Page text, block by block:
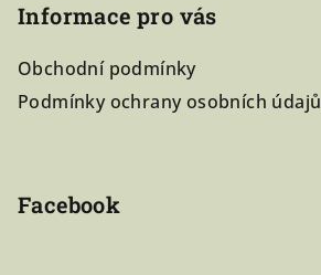
Informace pro vás
Obchodní podmínky
Podmínky ochrany osobních údajů
Facebook